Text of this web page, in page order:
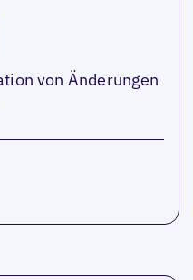
von Änderungen